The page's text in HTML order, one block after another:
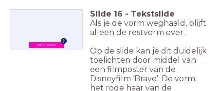
Vorm & Restvorm
Slide 16 - Tekstslide
Als je de vorm weghaald, blijft
alleen de restvorm over.
Op de slide kan je dit duidelijk
toelichten door middel van
een filmposter van de
Disneyfilm ‘Brave’. De vorm:
het rode haar van de